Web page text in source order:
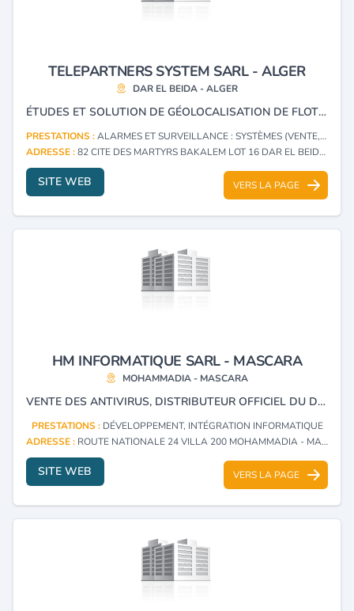
TELEPARTNERS SYSTEM SARL - ALGER
DAR EL BEIDA - ALGER
ÉTUDES ET SOLUTION DE GÉOLOCALISATION DE FLOTTE DES VÉHICULES, CARTOGRAPHIE.
PRESTATIONS :ALARMES ET SURVEILLANCE : SYSTÈMES (VENTE, INSTALLATION)
ADRESSE :82 CITE DES MARTYRS BAKALEM LOT 16 DAR EL BEIDA - ALGER
SITE WEB VERS LA PAGE
HM INFORMATIQUE SARL - MASCARA
MOHAMMADIA - MASCARA
VENTE DES ANTIVIRUS, DISTRIBUTEUR OFFICIEL DU DOCTEUR WEB.
PRESTATIONS : DÉVELOPPEMENT, INTÉGRATION INFORMATIQUE
ADRESSE : ROUTE NATIONALE 24 VILLA 200 MOHAMMADIA - MASCARA
SITE WEB VERS LA PAGE